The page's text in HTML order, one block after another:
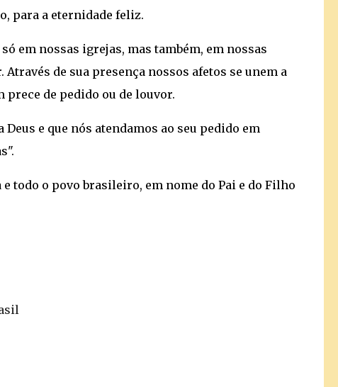
para a eternidade feliz.
em nossas igrejas, mas também, em nossas
de sua presença nossos afetos se unem a
prece de pedido ou de louvor.
e que nós atendamos ao seu pedido em
todo o povo brasileiro, em nome do Pai e do Filho